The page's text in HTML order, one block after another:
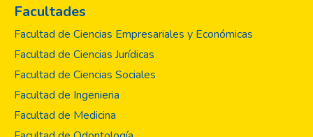
Facultades
Facultad de Ciencias Empresariales y Económicas
Facultad de Ciencias Jurídicas
Facultad de Ciencias Sociales
Facultad de Ingenieria
Facultad de Medicina